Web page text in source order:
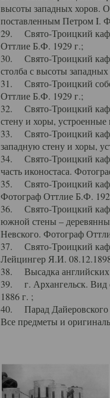
высоты западных хоров.
поставленным Петром I.
29. Свято-Троицкий
Оттлие Б.Ф. 1929 г.;
30. Свято-Троицкий
столба с высоты
31. Свято-Троицкий
Оттлие Б.Ф. 1929 г.;
32. Свято-Троицкий
стену и хоры,
33. Свято-Троицкий
западную стену и хоры,
34. Свято-Троицкий
часть иконостаса.
35. Свято-Троицкий
Фотограф Оттлие Б.Ф.
36. Свято-Троицкий
южной стены –
Невского. Фотограф
37. Свято-Троицкий
Лейцингер Я.И.
38. Высадка английских
39. г. Архангельск. Вид
1886 г. ;
40. Парад Дайеровского
Все предметы и